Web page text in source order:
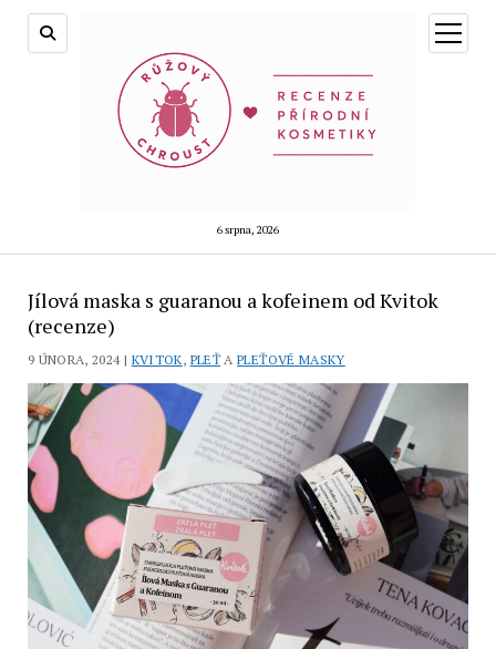
6 srpna, 2026
otevřít
menu
Jílová maska s guaranou a kofeinem od Kvitok
(recenze)
9 ÚNORA, 2024 | KVITOK, PLEŤAPLEŤOVÉ MASKY